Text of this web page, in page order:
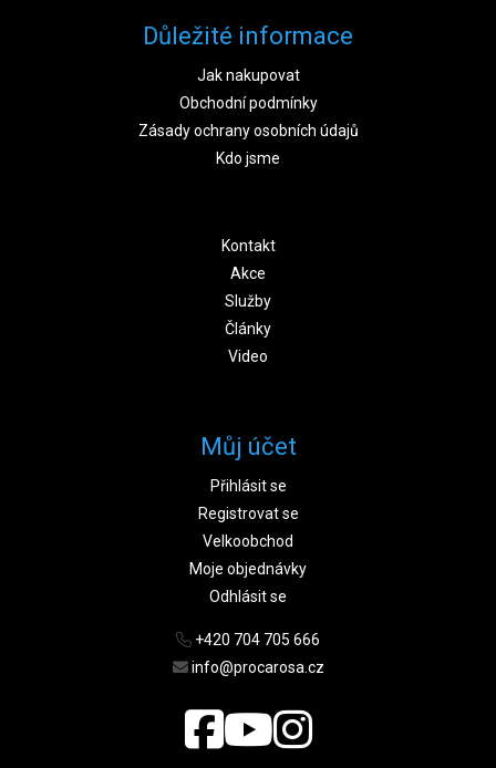
Důležité informace
Jak nakupovat
Obchodní podmínky
Zásady ochrany osobních údajů
Kdo jsme
Kontakt
Akce
Služby
Články
Video
Můj účet
Přihlásit se
Registrovat se
Velkoobchod
Moje objednávky
Odhlásit se
+420 704 705 666
info@procarosa.cz